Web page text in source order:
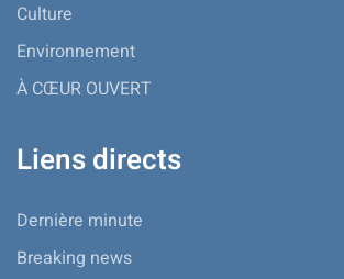
Culture
Environnement
À CŒUR OUVERT
Liens directs
Dernière minute
Breaking news